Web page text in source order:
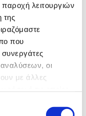
λειτουργιών
της
που
συνεργάτες
οι
με άλλες